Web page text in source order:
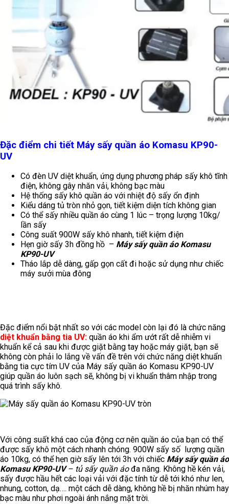
Đặc điểm chi tiết Máy sấy quần áo Komasu KP90-
UV
Có đèn UV diệt khuẩn, ứng dụng phương pháp sấy khô tĩnh
điện, không gây nhăn vải, không bạc màu
Hệ thống sấy khô quần áo với nhiệt độ sấy ổn định
Kiểu dáng tủ tròn nhỏ gọn, tiết kiệm diện tích không gian
Có thể sấy nhiều quần áo cùng 1 lúc – trọng lượng 10kg/
lần sấy
Công suất 900W sấy khô nhanh, tiết kiệm điện
Hẹn giờ sấy 3h đồng hồ – Máy sấy quần áo Komasu
KP90-UV
Tháo lắp dễ dàng, gấp gọn cất đi hoặc sử dụng như chiếc
máy sưởi mùa đông
Đặc điểm nổi bật nhất so với các model còn lại đó là chức năng
diệt khuẩn bằng tia UV: quần áo khi ẩm ướt rất dễ nhiễm vi
khuẩn kể cả sau khi được giặt bằng tay hoặc máy giặt, bạn sẽ
không còn phải lo lắng về vấn đề trên với chức năng diệt khuẩn
bằng tia cực tím UV của Máy sấy quần áo Komasu KP90-UV
giúp quần áo luôn sạch sẽ, không bị vi khuẩn thâm nhập trong
quá trình sấy khô.
Với công suất khá cao của động cơ nên quần áo của bạn có thể
được sấy khô một cách nhanh chóng. 900W sấy số lượng quần
áo 10kg, có thể hẹn giờ sấy lên tới 3h với chiếc Máy sấy quần áo
Komasu KP90-UV– tủ sấy quần áođa năng. Không hề kén vải,
sấy được hầu hết các loại vải với đặc tính từ dễ tới khó như len,
nhung, cotton, dạ…. một cách dễ dàng, không hề bị nhăn nhúm hay
bạc màu như phơi ngoài ánh nắng mặt trời.